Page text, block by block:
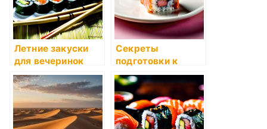
Летние закуски
для вечеринок
Секреты
подготовки к
праздничным
торжествам